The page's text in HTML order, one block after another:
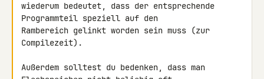
wiederum bedeutet, dass der entsprechende
Programmteil speziell auf den
Rambereich gelinkt worden sein muss (zur
Compilezeit).
Außerdem solltest du bedenken, dass man